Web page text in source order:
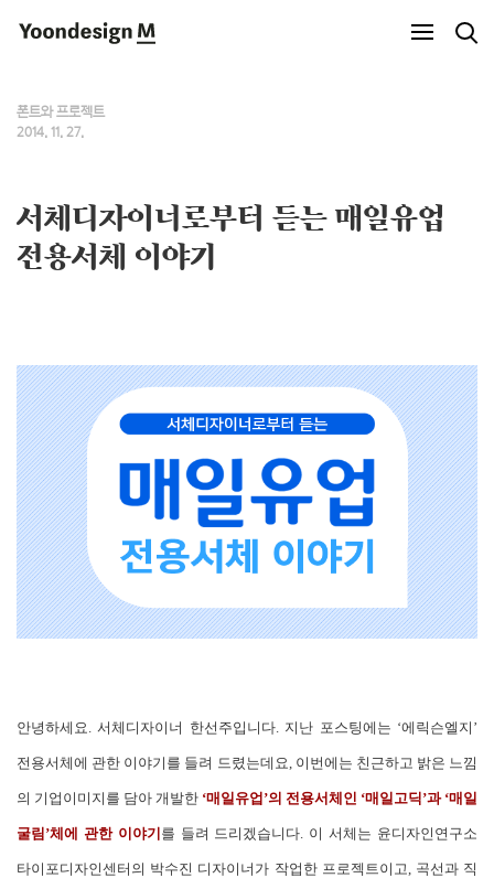
Yoondesign M
폰트와 프로젝트
2014. 11. 27.
서체디자이너로부터 듣는 매일유업
전용서체 이야기
안녕하세요. 서체디자이너 한선주입니다. 지난 포스팅에는 ‘에릭슨엘지’
전용서체에 관한 이야기를 들려 드렸는데요, 이번에는 친근하고 밝은 느낌
의 기업이미지를 담아 개발한 ‘매일유업’의 전용서체인 ‘매일고딕’과 ‘매일
굴림’체에 관한 이야기를 들려 드리겠습니다. 이 서체는 윤디자인연구소
타이포디자인센터의 박수진 디자이너가 작업한 프로젝트이고, 곡선과 직